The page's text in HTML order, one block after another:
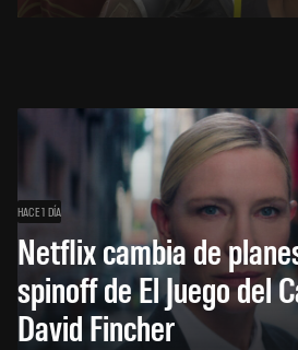
HACE 1 DÍA
Netflix cambia de
spinoff de El Juego del
David Fincher